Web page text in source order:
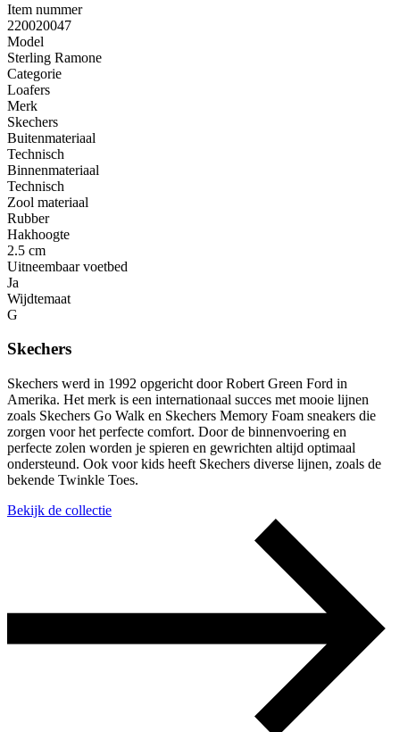
Item nummer
220020047
Model
Sterling Ramone
Categorie
Loafers
Merk
Skechers
Buitenmateriaal
Technisch
Binnenmateriaal
Technisch
Zool materiaal
Rubber
Hakhoogte
2.5 cm
Uitneembaar voetbed
Ja
Wijdtemaat
G
Skechers
Skechers werd in 1992 opgericht door Robert Green Ford in
Amerika. Het merk is een internationaal succes met mooie lijnen
zoals Skechers Go Walk en Skechers Memory Foam sneakers die
zorgen voor het perfecte comfort. Door de binnenvoering en
perfecte zolen worden je spieren en gewrichten altijd optimaal
ondersteund. Ook voor kids heeft Skechers diverse lijnen, zoals de
bekende Twinkle Toes.
Bekijk de collectie